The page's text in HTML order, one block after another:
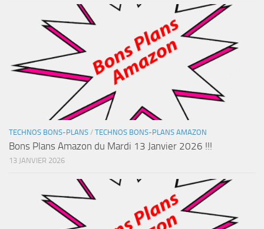
TECHNOS BONS-PLANS / TECHNOS BONS-PLANS AMAZON
Bons Plans Amazon du Mardi 13 Janvier 2026 !!!
13 JANVIER 2026